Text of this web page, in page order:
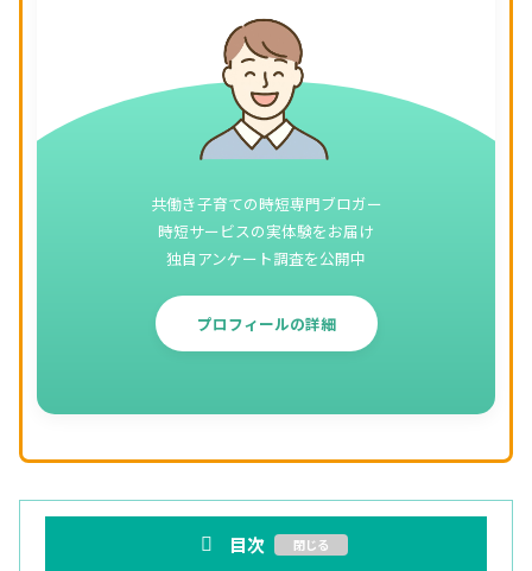
共働き子育ての時短専門ブロガー
時短サービスの実体験をお届け
独自アンケート調査を公開中
プロフィールの詳細
目次